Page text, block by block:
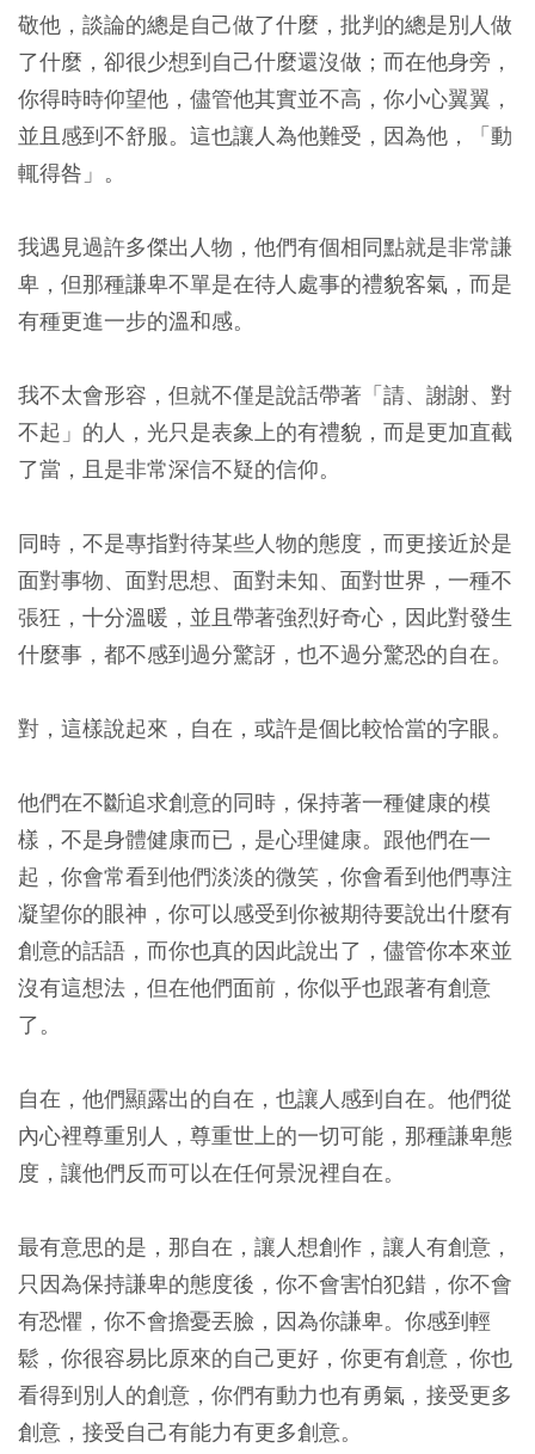
敬他，談論的總是自己做了什麼，批判的總是別人做
了什麼，卻很少想到自己什麼還沒做；而在他身旁，
你得時時仰望他，儘管他其實並不高，你小心翼翼，
並且感到不舒服。這也讓人為他難受，因為他，「動
輒得咎」。
我遇見過許多傑出人物，他們有個相同點就是非常謙
卑，但那種謙卑不單是在待人處事的禮貌客氣，而是
有種更進一步的溫和感。
我不太會形容，但就不僅是說話帶著「請、謝謝、對
不起」的人，光只是表象上的有禮貌，而是更加直截
了當，且是非常深信不疑的信仰。
同時，不是專指對待某些人物的態度，而更接近於是
面對事物、面對思想、面對未知、面對世界，一種不
張狂，十分溫暖，並且帶著強烈好奇心，因此對發生
什麼事，都不感到過分驚訝，也不過分驚恐的自在。
對，這樣說起來，自在，或許是個比較恰當的字眼。
他們在不斷追求創意的同時，保持著一種健康的模
樣，不是身體健康而已，是心理健康。跟他們在一
起，你會常看到他們淡淡的微笑，你會看到他們專注
凝望你的眼神，你可以感受到你被期待要說出什麼有
創意的話語，而你也真的因此說出了，儘管你本來並
沒有這想法，但在他們面前，你似乎也跟著有創意
了。
自在，他們顯露出的自在，也讓人感到自在。他們從
內心裡尊重別人，尊重世上的一切可能，那種謙卑態
度，讓他們反而可以在任何景況裡自在。
最有意思的是，那自在，讓人想創作，讓人有創意，
只因為保持謙卑的態度後，你不會害怕犯錯，你不會
有恐懼，你不會擔憂丟臉，因為你謙卑。你感到輕
鬆，你很容易比原來的自己更好，你更有創意，你也
看得到別人的創意，你們有動力也有勇氣，接受更多
創意，接受自己有能力有更多創意。